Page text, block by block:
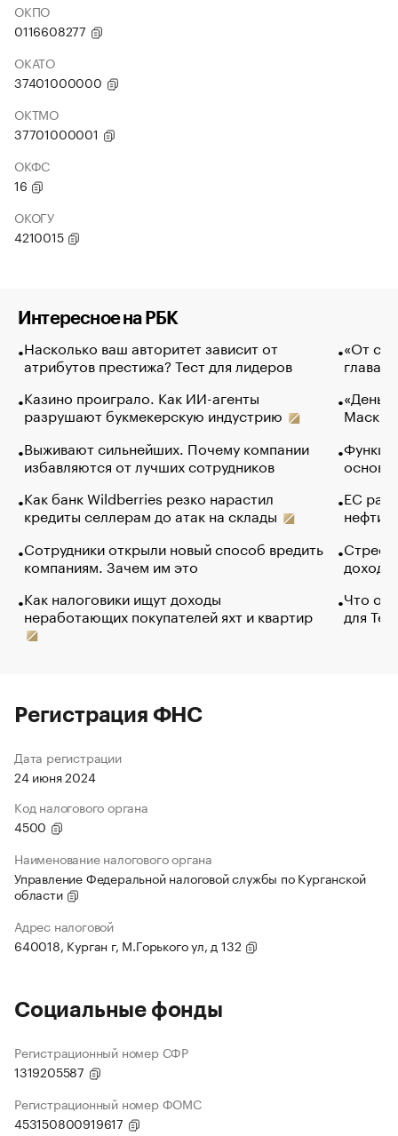
ОКПО
0116608277
ОКАТО
37401000000
ОКТМО
37701000001
ОКФС
16
ОКОГУ
4210015
Интересное на РБК
Насколько ваш авторитет зависит от
атрибутов престижа? Тест для лидеров
Казино проиграло. Как ИИ-агенты
разрушают букмекерскую индустрию
Выживают сильнейших. Почему компании
избавляются от лучших сотрудников
Как банк Wildberries резко нарастил
кредиты селлерам до атак на склады
Сотрудники открыли новый способ вредить
компаниям. Зачем им это
Как налоговики ищут доходы
неработающих покупателей яхт и квартир
«От
глава
Маск в
основ
ЕС
нефти
Что
для
Регистрация ФНС
Дата регистрации
24 июня 2024
Код налогового органа
4500
Наименование налогового органа
Управление Федеральной налоговой службы по Курганской
области
Адрес налоговой
640018, Курган г, М.Горького ул, д 132
Социальные фонды
Регистрационный номер СФР
1319205587
Регистрационный номер ФОМС
453150800919617